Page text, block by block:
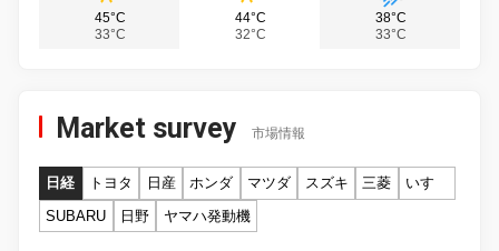
45°C
33°C
44°C
32°C
38°C
33°C
Market survey 市場情報
日経 トヨタ 日産 ホンダ マツダ スズキ 三菱
いすゞ
SUBARU
日野 ヤマハ発動機